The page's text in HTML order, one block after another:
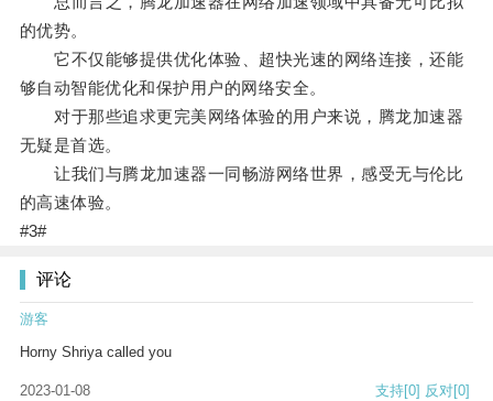
的优势。
它不仅能够提供优化体验、超快光速的网络连接，还能
够自动智能优化和保护用户的网络安全。
对于那些追求更完美网络体验的用户来说，腾龙加速器
无疑是首选。
让我们与腾龙加速器一同畅游网络世界，感受无与伦比
的高速体验。
#3#
评论
游客
Horny Shriya called you
2023-01-08 支持[0] 反对[0]